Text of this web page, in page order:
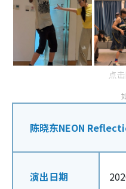
点
陈晓东NEON
演出日期